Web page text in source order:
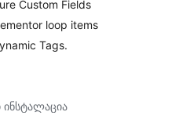
Custom Fields
loop items
Tags.
ინსტალაცია